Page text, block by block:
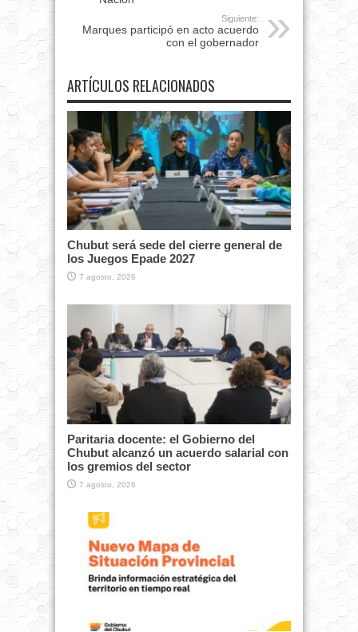
Siguiente:
Marques participó en acto acuerdo
con el gobernador
ARTÍCULOS RELACIONADOS
Chubut será sede del cierre general de
los Juegos Epade 2027
7 agosto, 2026
Paritaria docente: el Gobierno del
Chubut alcanzó un acuerdo salarial con
los gremios del sector
7 agosto, 2026